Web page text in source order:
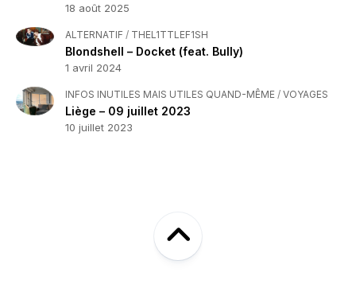
18 août 2025
ALTERNATIF / THEL1TTLEF1SH
Blondshell – Docket (feat. Bully)
1 avril 2024
INFOS INUTILES MAIS UTILES QUAND-MÊME / VOYAGES
Liège – 09 juillet 2023
10 juillet 2023